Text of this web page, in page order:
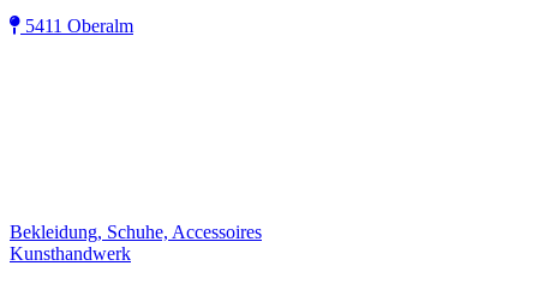
5411 Oberalm
Bekleidung, Schuhe, Accessoires
Kunsthandwerk